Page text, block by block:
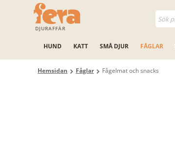
DJURAFFÄR
HUND KATT SMÅ DJUR FÅGLAR
Hemsidan Fåglar Fågelmat och snacks